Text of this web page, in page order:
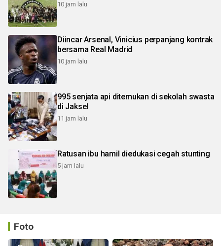
10 jam lalu
Diincar Arsenal, Vinicius perpanjang kontrak
bersama Real Madrid
10 jam lalu
995 senjata api ditemukan di sekolah swasta
di Jaksel
11 jam lalu
Ratusan ibu hamil diedukasi cegah stunting
5 jam lalu
Foto